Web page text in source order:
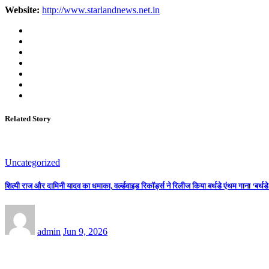
Website: http://www.starlandnews.net.in
Related Story
Uncategorized
शिल्पी राज और दामिनी यादव का धमाका, वर्ल्डवाइड रिकॉर्ड्स ने रिलीज किया बर्थडे एंथम गाना
admin Jun 9, 2026